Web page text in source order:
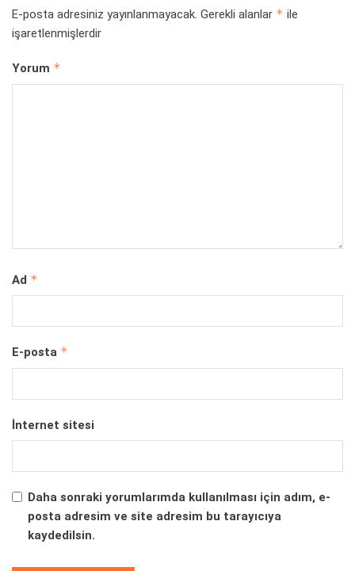
E-posta adresiniz yayınlanmayacak. Gerekli alanlar * ile
işaretlenmişlerdir
Yorum *
Ad *
E-posta *
İnternet sitesi
Daha sonraki yorumlarımda kullanılması için adım, e-
posta adresim ve site adresim bu tarayıcıya
kaydedilsin.